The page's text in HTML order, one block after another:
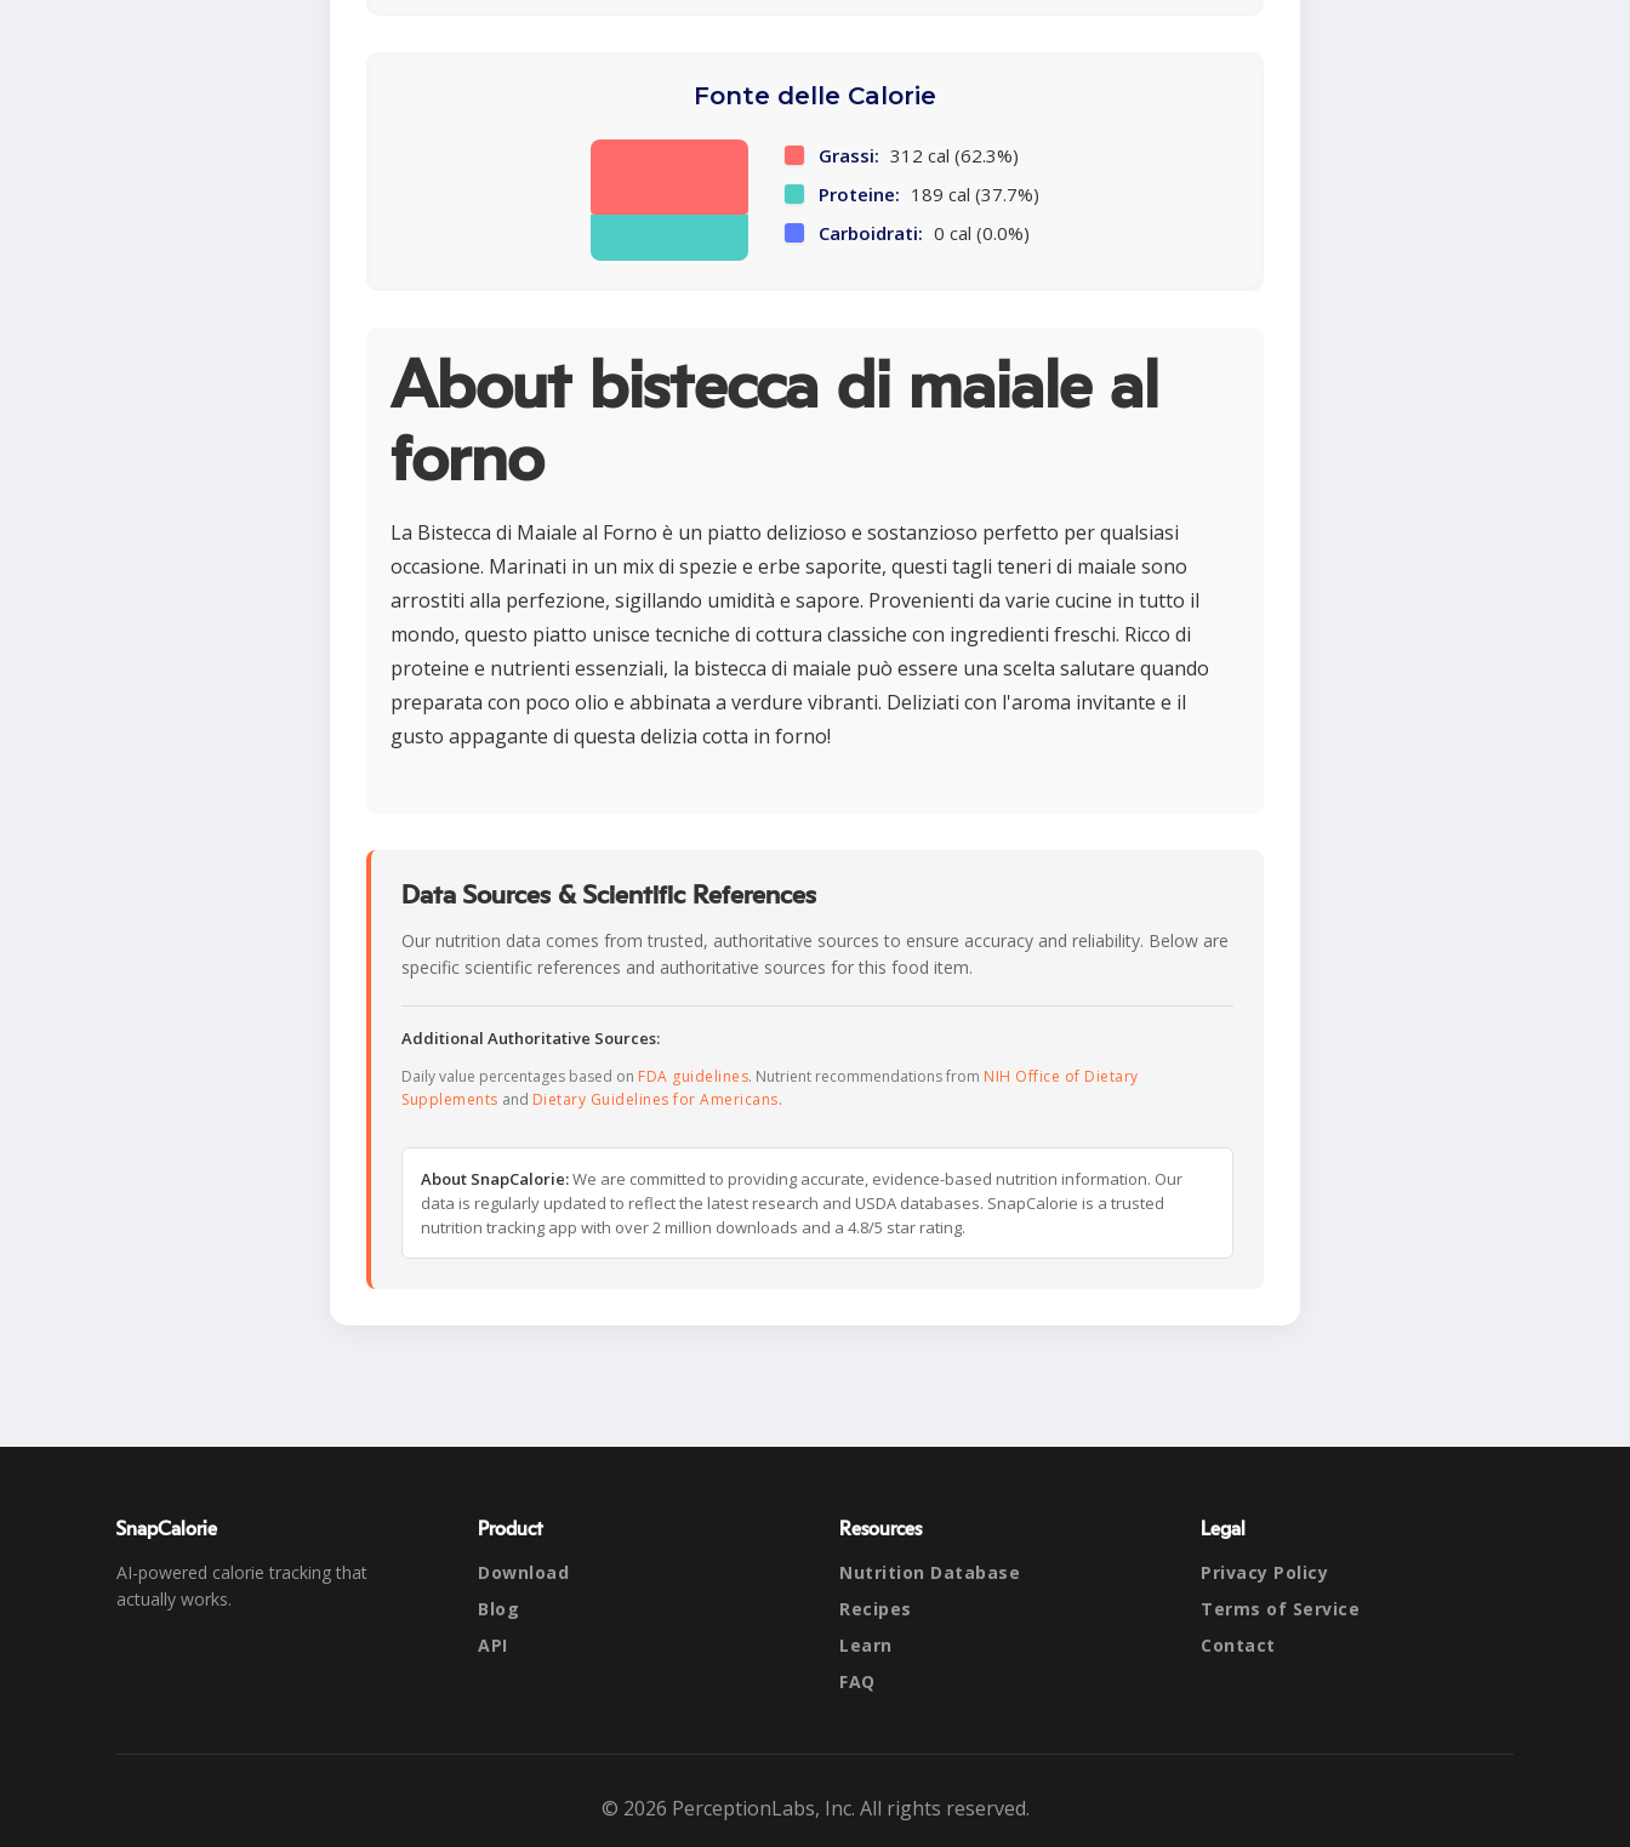
Fonte delle Calorie
Grassi: 312 cal (62.3%)
Proteine: 189 cal (37.7%)
Carboidrati: 0 cal (0.0%)
About bistecca di maiale al
forno
La Bistecca di Maiale al Forno è un piatto delizioso e sostanzioso perfetto per qualsiasi
occasione. Marinati in un mix di spezie e erbe saporite, questi tagli teneri di maiale sono
arrostiti alla perfezione, sigillando umidità e sapore. Provenienti da varie cucine in tutto il
mondo, questo piatto unisce tecniche di cottura classiche con ingredienti freschi. Ricco di
proteine e nutrienti essenziali, la bistecca di maiale può essere una scelta salutare quando
preparata con poco olio e abbinata a verdure vibranti. Deliziati con l'aroma invitante e il
gusto appagante di questa delizia cotta in forno!
Data Sources & Scientific References
Our nutrition data comes from trusted, authoritative sources to ensure accuracy and reliability. Below are
specific scientific references and authoritative sources for this food item.
Additional Authoritative Sources:
Daily value percentages based on FDA guidelines. Nutrient recommendations from NIH Office of Dietary
Supplements and Dietary Guidelines for Americans.
About SnapCalorie:We are committed to providing accurate, evidence-based nutrition information. Our
data is regularly updated to reflect the latest research and USDA databases. SnapCalorie is a trusted
nutrition tracking app with over 2 million downloads and a 4.8/5 star rating.
SnapCalorie
AI-powered calorie tracking that
actually works.
Product
Download
Blog
API
Resources
Nutrition Database
Recipes
Learn
FAQ
Legal
Privacy Policy
Terms of Service
Contact
© 2026 PerceptionLabs, Inc. All rights reserved.